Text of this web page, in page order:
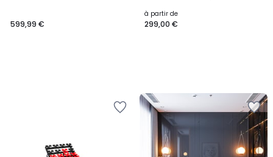
599,99 €
à partir de
299,00 €